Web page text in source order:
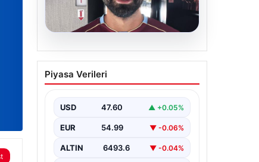
05.08.2026
Mohamed Salah daha
maça çıkmadan Victor
Piyasa Verileri
USD 47.60 ▲ +0.05%
EUR 54.99 ▼ -0.06%
ALTIN 6493.6 ▼ -0.04%